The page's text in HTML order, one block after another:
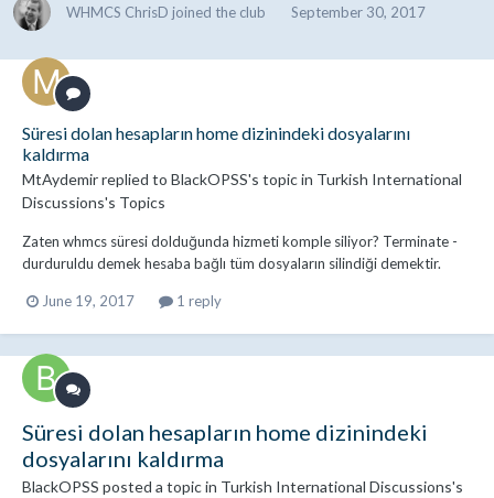
WHMCS ChrisD joined the club September 30, 2017
Süresi dolan hesapların home dizinindeki dosyalarını
kaldırma
MtAydemirreplied to BlackOPSS's topic in Turkish International
Discussions's Topics
Zaten whmcs süresi dolduğunda hizmeti komple siliyor? Terminate -
durduruldu demek hesaba bağlı tüm dosyaların silindiği demektir.
June 19, 2017 1 reply
Süresi dolan hesapların home dizinindeki
dosyalarını kaldırma
BlackOPSS posted a topic in Turkish International Discussions's